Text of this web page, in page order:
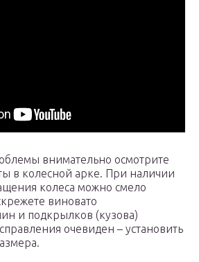
внимательно осмотрите
в колесной арке. При наличии
колеса можно смело
виновато
и подкрылков (кузова)
очевиден – установить